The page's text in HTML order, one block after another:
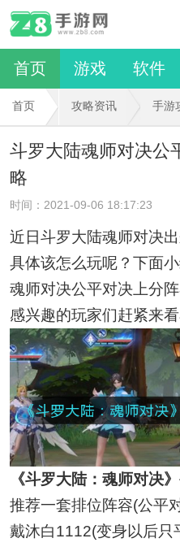
首页 游戏 软件
首页 攻略资讯 手游
斗罗大陆魂师对决公
略
时间：2021-09-06 18:17:23
近日斗罗大陆魂师对决
具体该怎么玩呢？下面
魂师对决公平对决上分
感兴趣的玩家们赶紧来看
《斗罗大陆：魂师对决
推荐一套排位阵容(公平
戴沐白1112(变身以后只